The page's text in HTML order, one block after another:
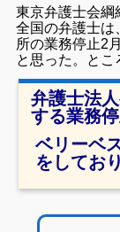
東京弁護士会綱
全国の弁護士は
所の業務停止2
と思った。とこ
弁護士法
する業務
ベリーベ
をしてお